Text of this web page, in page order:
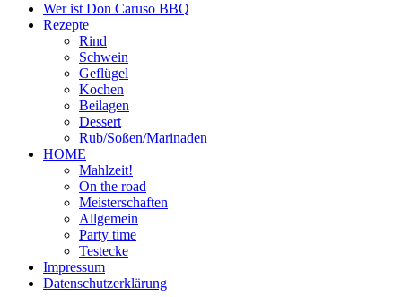
Wer ist Don Caruso BBQ
Rezepte
Rind
Schwein
Geflügel
Kochen
Beilagen
Dessert
Rub/Soßen/Marinaden
HOME
Mahlzeit!
On the road
Meisterschaften
Allgemein
Party time
Testecke
Impressum
Datenschutzerklärung